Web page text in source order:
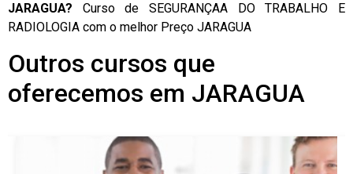
JARAGUA? Curso de SEGURANÇAA DO TRABALHO E
RADIOLOGIA com o melhor Preço JARAGUA
Outros cursos que
oferecemos em JARAGUA